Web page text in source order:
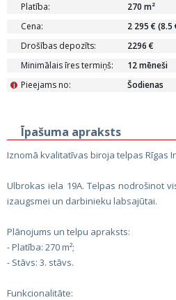
Platība:
270 m²
Cena:
2 295 € (8.5
Drošības depozīts:
2296 €
Minimālais īres termiņš:
12 mēneši
Pieejams no:
i Šodienas
Īpašuma apraksts
Iznomā kvalitatīvas biroja telpas Rīgas
Ulbrokas iela 19A. Telpas nodrošinot
izaugsmei un darbinieku labsajūtai.
Plānojums un telpu apraksts:
- Platība: 270 m²;
- Stāvs: 3. stāvs.
Funkcionalitāte: